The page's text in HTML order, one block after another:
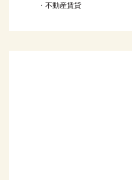
・不動産賃貸